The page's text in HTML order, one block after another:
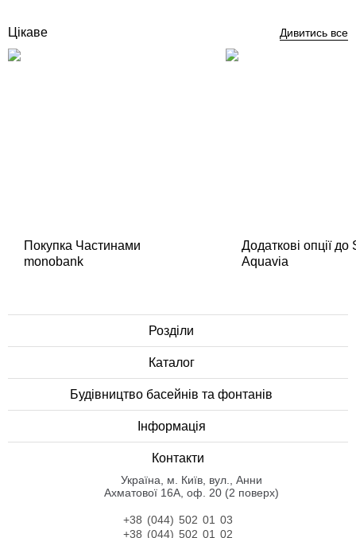
Цікаве Дивитись все
Покупка Частинами
monobank
Додаткові опції
Aquavia
Розділи
Каталог
Будівництво басейнів та фонтанів
Інформація
Контакти
Українa, м. Київ, вул., Анни
Ахматової 16А, оф. 20 (2 поверх)
+38 (044) 502 01 03
+38 (044) 502 01 02